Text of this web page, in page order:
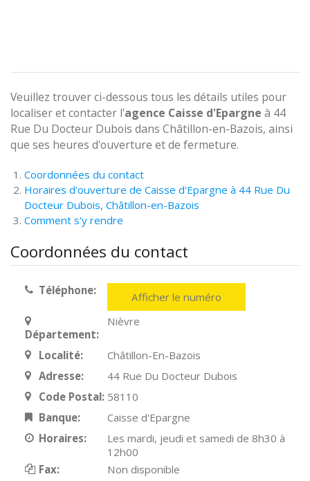
Veuillez trouver ci-dessous tous les détails utiles pour
localiser et contacter l'agence Caisse d'Epargne à 44
Rue Du Docteur Dubois dans Châtillon-en-Bazois, ainsi
que ses heures d'ouverture et de fermeture.
Coordonnées du contact
Horaires d'ouverture de Caisse d'Epargne à 44 Rue Du
Docteur Dubois, Châtillon-en-Bazois
Comment s'y rendre
Coordonnées du contact
Téléphone: Afficher le numéro
Département:
Nièvre
Localité:
Châtillon-En-Bazois
Adresse:
44 Rue Du Docteur Dubois
Code Postal: 58110
Banque:
Caisse d'Epargne
Horaires:
Les mardi, jeudi et samedi de 8h30 à
12h00
Fax:
Non disponible